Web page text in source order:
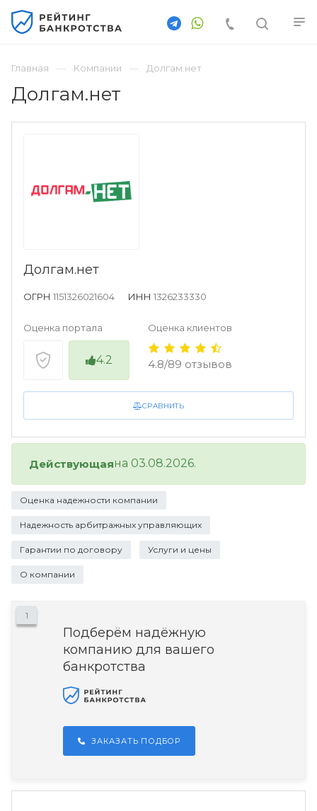
Главная Компании Долгам.нет
Долгам.нет
СРАВНИТЬ
Долгам.нет
ОГРН 1151326021604 ИНН 1326233330
Оценка портала
4.2
Оценка клиентов
4.8/89 отзывов
Действующаяна 03.08.2026.
Оценка надежности компании
Надежность арбитражных управляющих
Гарантии по договору Услуги и цены
О компании
1
Подберём надёжную
компанию для вашего
банкротства
ЗАКАЗАТЬ ПОДБОР